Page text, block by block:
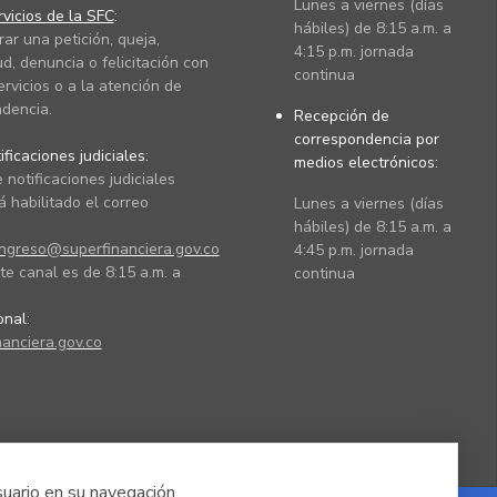
de la SFC:
una petición, queja,
denuncia o felicitación con
o a la atención de
judiciales:
notificaciones judiciales
habilitado el correo
canal es de 8:15 a.m. a
Lunes a viernes (días
hábiles) de 8:15 a.m. a
4:15 p.m. jornada
continua
Recepción de
correspondencia por
medios electrónicos:
Lunes a viernes (días
hábiles) de 8:15 a.m. a
4:45 p.m. jornada
continua